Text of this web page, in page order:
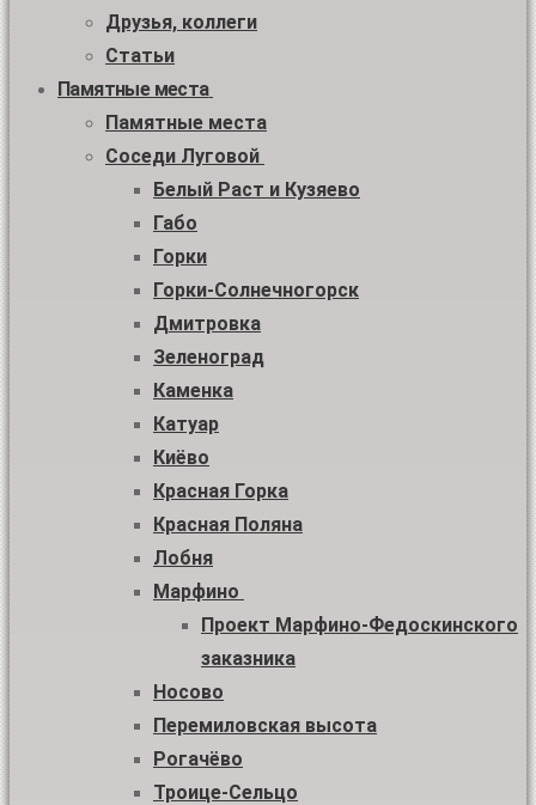
Друзья, коллеги
Статьи
Памятные места
Памятные места
Соседи Луговой
Белый Раст и Кузяево
Габо
Горки
Горки-Солнечногорск
Дмитровка
Зеленоград
Каменка
Катуар
Киёво
Красная Горка
Красная Поляна
Лобня
Марфино
Проект Марфино-Федоскинского
заказника
Носово
Перемиловская высота
Рогачёво
Троице-Сельцо